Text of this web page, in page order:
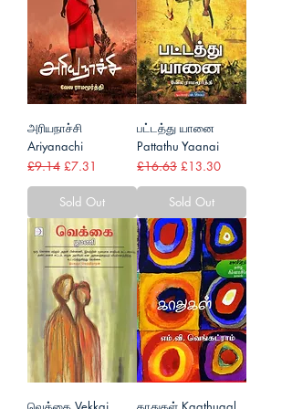
அரியநாச்சி
Ariyanachi
Regular Price
£9.14 Sale Price
£7.31
Sold Out
பட்டத்து யானை
Pattathu Yaanai
Regular Price
£16.63 Sale Price
£13.30
Sold Out